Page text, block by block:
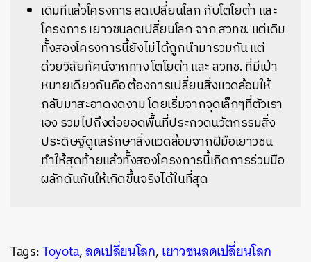
เดิมทีแล้วโครงการ ลดเปลี่ยนโลก กับโตโยต้า และ
โครงการ เยาวชนลดเปลี่ยนโลก จาก สวทช. แต่เดิม
ทั้งสองโครงการนี้ยังไม่ได้ถูกนำมารวมกัน แต่
ด้วยวิสัยทัศน์จากทาง โตโยต้า และ สวทช. ที่มีเป้า
หมายเดียวกันคือ ต้องการเปลี่ยนสิ่งแวดล้อมให้
กลับมาสะอาดงดงาม โดยเริ่มจากจุดเล็กๆที่ตัวเรา
เอง รวมไปถึงต่อยอดพื้นที่ประกวดนวัตกรรมสิ่ง
ประดิษฐ์ดูแลรักษาสิ่งแวดล้อมจากฝีมือเยาวชน
ทำให้สุดท้ายแล้วทั้งสองโครงการนี้เกิดการร่วมมือ
ผลักดันกันให้เกิดขึ้นจริงได้ในที่สุด
Tags:Toyota,ลดเปลี่ยนโลก,เยาวชนลดเปลี่ยนโลก